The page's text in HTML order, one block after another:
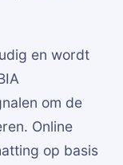
en wordt
om de
Online
op basis